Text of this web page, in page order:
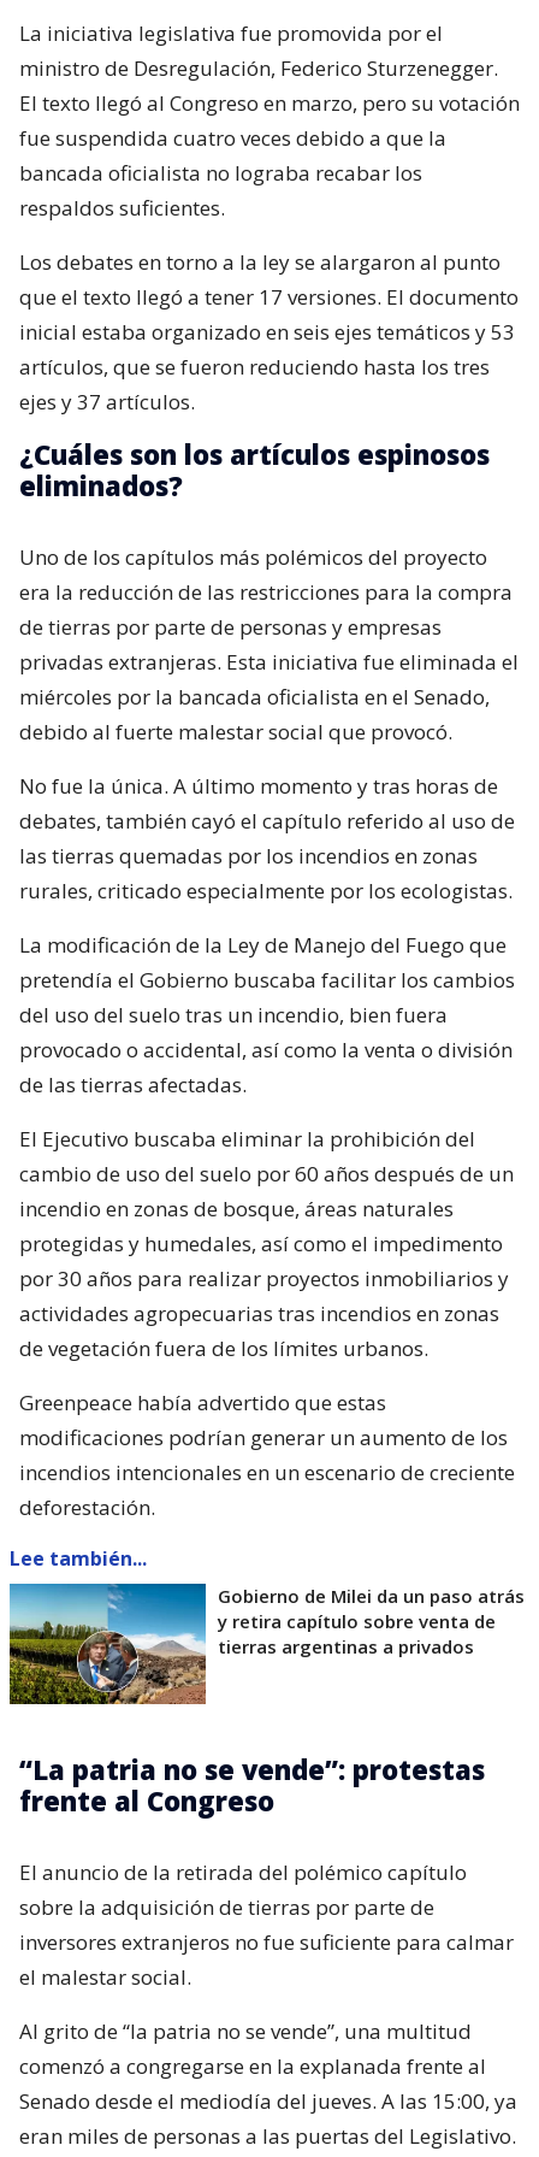
La iniciativa legislativa fue promovida por el
ministro de Desregulación, Federico Sturzenegger.
El texto llegó al Congreso en marzo, pero su votación
fue suspendida cuatro veces debido a que la
bancada oficialista no lograba recabar los
respaldos suficientes.
Los debates en torno a la ley se alargaron al punto
que el texto llegó a tener 17 versiones. El documento
inicial estaba organizado en seis ejes temáticos y 53
artículos, que se fueron reduciendo hasta los tres
ejes y 37 artículos.
¿Cuáles son los artículos espinosos
eliminados?
Uno de los capítulos más polémicos del proyecto
era la reducción de las restricciones para la compra
de tierras por parte de personas y empresas
privadas extranjeras. Esta iniciativa fue eliminada el
miércoles por la bancada oficialista en el Senado,
debido al fuerte malestar social que provocó.
No fue la única. A último momento y tras horas de
debates, también cayó el capítulo referido al uso de
las tierras quemadas por los incendios en zonas
rurales, criticado especialmente por los ecologistas.
La modificación de la Ley de Manejo del Fuego que
pretendía el Gobierno buscaba facilitar los cambios
del uso del suelo tras un incendio, bien fuera
provocado o accidental, así como la venta o división
de las tierras afectadas.
El Ejecutivo buscaba eliminar la prohibición del
cambio de uso del suelo por 60 años después de un
incendio en zonas de bosque, áreas naturales
protegidas y humedales, así como el impedimento
por 30 años para realizar proyectos inmobiliarios y
actividades agropecuarias tras incendios en zonas
de vegetación fuera de los límites urbanos.
Greenpeace había advertido que estas
modificaciones podrían generar un aumento de los
incendios intencionales en un escenario de creciente
deforestación.
Lee también...
Gobierno de Milei da un paso atrás
y retira capítulo sobre venta de
tierras argentinas a privados
“La patria no se vende”: protestas
frente al Congreso
El anuncio de la retirada del polémico capítulo
sobre la adquisición de tierras por parte de
inversores extranjeros no fue suficiente para calmar
el malestar social.
Al grito de “la patria no se vende”, una multitud
comenzó a congregarse en la explanada frente al
Senado desde el mediodía del jueves. A las 15:00, ya
eran miles de personas a las puertas del Legislativo.